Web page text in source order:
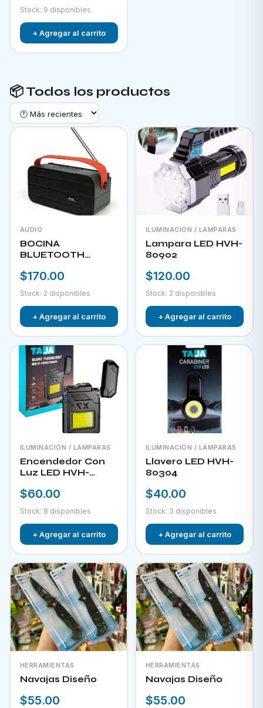
Stock: 9 disponibles
+ Agregar al carrito
📦 Todos los productos
AUDIO
BOCINA
BLUETOOTH
PANEL SOLAR FOL
$170.00
Stock: 2 disponibles
+ Agregar al carrito
ILUMINACIÓN / LAMPARAS
Lampara LED HVH-
80902
$120.00
Stock: 2 disponibles
+ Agregar al carrito
ILUMINACIÓN / LAMPARAS
Encendedor Con
Luz LED HVH-
$60.00
Stock: 8 disponibles
+ Agregar al carrito
ILUMINACIÓN / LAMPARAS
Llavero LED HVH-
80304
$40.00
Stock: 3 disponibles
+ Agregar al carrito
HERRAMIENTAS
Navajas Diseño
$55.00
HERRAMIENTAS
Navajas Diseño
$55.00